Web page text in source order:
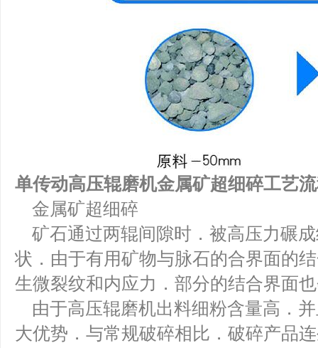
单传动高压辊磨机金属矿超细碎工艺
金属矿超细碎
矿石通过两辊间隙时．被高压力碾
状．由于有用矿物与脉石的合界面的
生微裂纹和内应力．部分的结合界面
由于高压辊磨机出料细粉含量高．
大优势．与常规破碎相比．破碎产品